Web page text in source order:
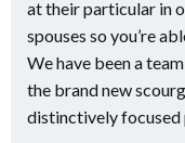
at their particular in
spouses so you’re
We have been a
the brand new
distinctively focused